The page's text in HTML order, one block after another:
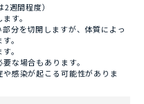
週間程度）
す。
分を切開しますが、体質によっ
。
。
な場合もあります。
感染が起こる可能性がありま